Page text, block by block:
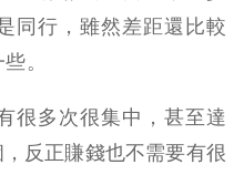
同行，雖然差距還比較
。
很多次很集中，甚至達
反正賺錢也不需要有很